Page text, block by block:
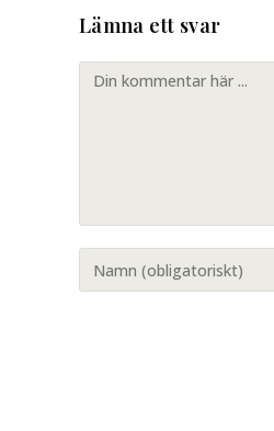
Lämna ett svar